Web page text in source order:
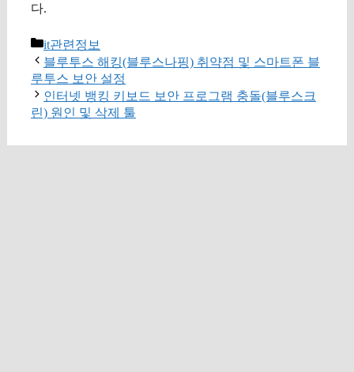
다.
카
테
고
리
it관련정보
블루투스 해킹(블루스나핑) 취약점 및 스마트폰 블
루투스 보안 설정
인터넷 뱅킹 키보드 보안 프로그램 충돌(블루스크
린) 원인 및 삭제 툴